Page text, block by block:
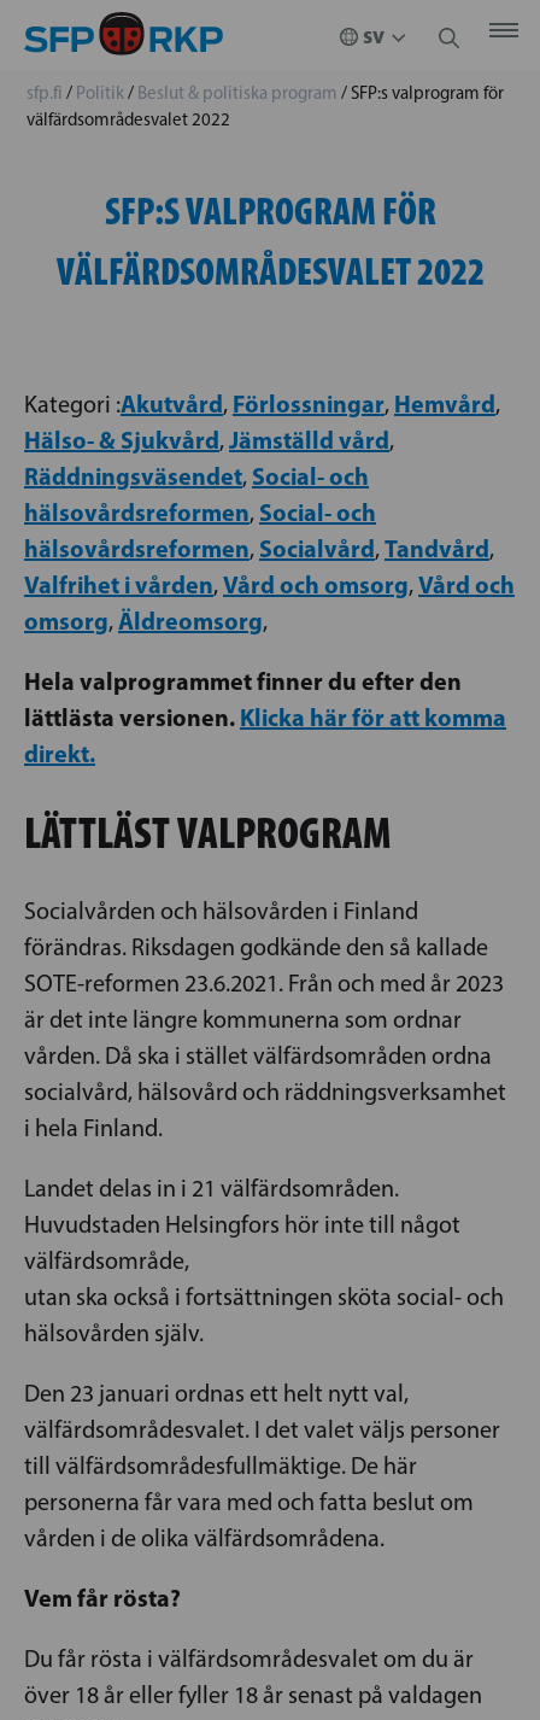
sfp.fi / Politik/ Beslut & politiska program / SFP:s valprogram för
välfärdsområdesvalet 2022
SFP:S VALPROGRAM FÖR
VÄLFÄRDSOMRÅDESVALET 2022
Kategori :Akutvård, Förlossningar, Hemvård,
Hälso- & Sjukvård,Jämställd vård,
Räddningsväsendet, Social- och
hälsovårdsreformen, Social- och
hälsovårdsreformen, Socialvård,Tandvård,
Valfrihet i vården,Vård och omsorg,Vård och
omsorg,Äldreomsorg,
Hela valprogrammet finner du efter den
lättlästa versionen. Klicka här för att komma
direkt.
LÄTTLÄST VALPROGRAM
Socialvården och hälsovården i Finland
förändras. Riksdagen godkände den så kallade
SOTE-reformen 23.6.2021. Från och med år 2023
är det inte längre kommunerna som ordnar
vården. Då ska i stället välfärdsområden ordna
socialvård, hälsovård och räddningsverksamhet
i hela Finland.
Landet delas in i 21 välfärdsområden.
Huvudstaden Helsingfors hör inte till något
välfärdsområde,
utan ska också i fortsättningen sköta social- och
hälsovården själv.
Den 23 januari ordnas ett helt nytt val,
välfärdsområdesvalet. I det valet väljs personer
till välfärdsområdesfullmäktige. De här
personerna får vara med och fatta beslut om
vården i de olika välfärdsområdena.
Vem får rösta?
Du får rösta i välfärdsområdesvalet om du är
över 18 år eller fyller 18 år senast på valdagen